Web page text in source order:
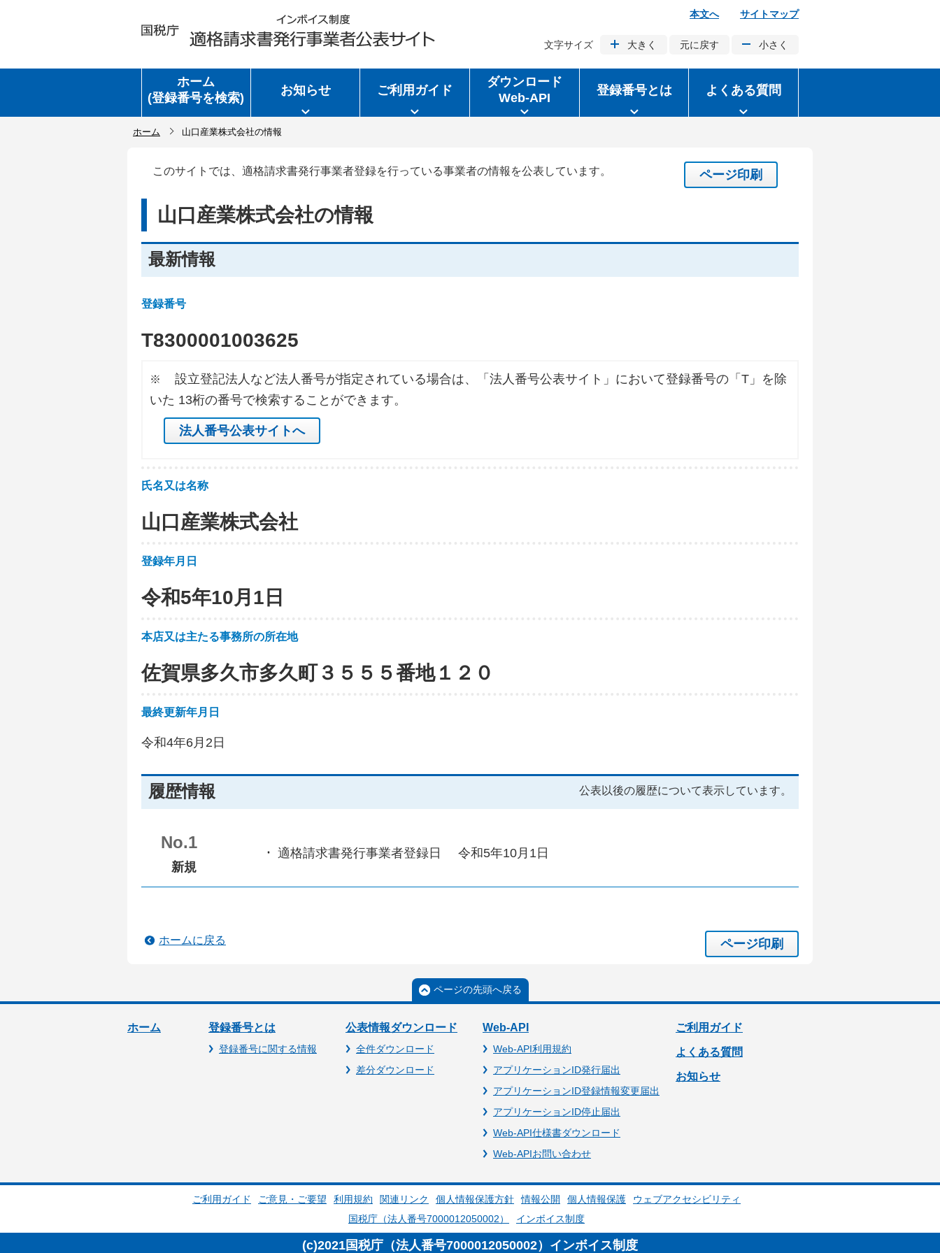
本文へ サイトマップ
文字サイズ 大きく 元に戻す 小さく
ホーム
(登録番号を検索)
お知らせ ご利用ガイド
ダウンロード
Web-API
登録番号とは よくある質問
ホーム 山口産業株式会社の情報
このサイトでは、適格請求書発行事業者登録を行っている事業者の情報を公表しています。 ページ印刷
山口産業株式会社の情報
最新情報
登録番号
T8300001003625
※
設立登記法人など法人番号が指定されている場合は、「法人番号公表サイト」において登録番号の「T」を除
いた 13桁の番号で検索することができます。
法人番号公表サイトへ
氏名又は名称
山口産業株式会社
登録年月日
令和5年10月1日
本店又は主たる事務所の所在地
佐賀県多久市多久町３５５５番地１２０
最終更新年月日
令和4年6月2日
履歴情報 公表以後の履歴について表示しています。
No.1
新規
適格請求書発行事業者登録日 令和5年10月1日
ページ印刷
ホームに戻る
ページの先頭へ戻る
ホーム 登録番号とは
登録番号に関する情報
公表情報ダウンロード
全件ダウンロード
差分ダウンロード
Web-API
Web-API利用規約
アプリケーションID発行届出
アプリケーションID登録情報変更届出
アプリケーションID停止届出
Web-API仕様書ダウンロード
Web-APIお問い合わせ
ご利用ガイド
よくある質問
お知らせ
ご利用ガイド ご意見・ご要望 利用規約 関連リンク 個人情報保護方針 情報公開 個人情報保護
ウェブアクセシビリティ
国税庁（法人番号7000012050002）
インボイス制度
(c)2021国税庁（法人番号7000012050002）インボイス制度